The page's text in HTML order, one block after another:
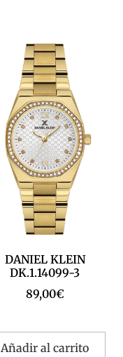
DANIEL KLEIN
DK.1.14099-3
89,00€
Añadir al carrito